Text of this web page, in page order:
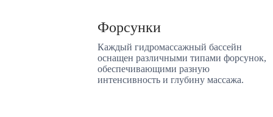
Форсунки
Каждый гидромассажный бассейн
оснащен различными типами форсунок,
обеспечивающими разную
интенсивность и глубину массажа.